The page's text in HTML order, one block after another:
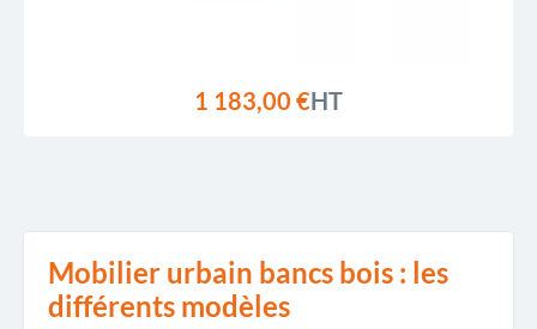
1 183,00 €HT
Mobilier urbain bancs bois : les
différents modèles